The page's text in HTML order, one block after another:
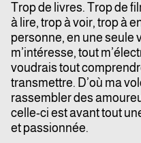
Trop de livres. Trop de
à lire, trop à voir, trop à
personne, en une seule
m’intéresse, tout
voudrais tout
transmettre. D’où ma
rassembler des
celle-ci est avant tout
et passionnée.